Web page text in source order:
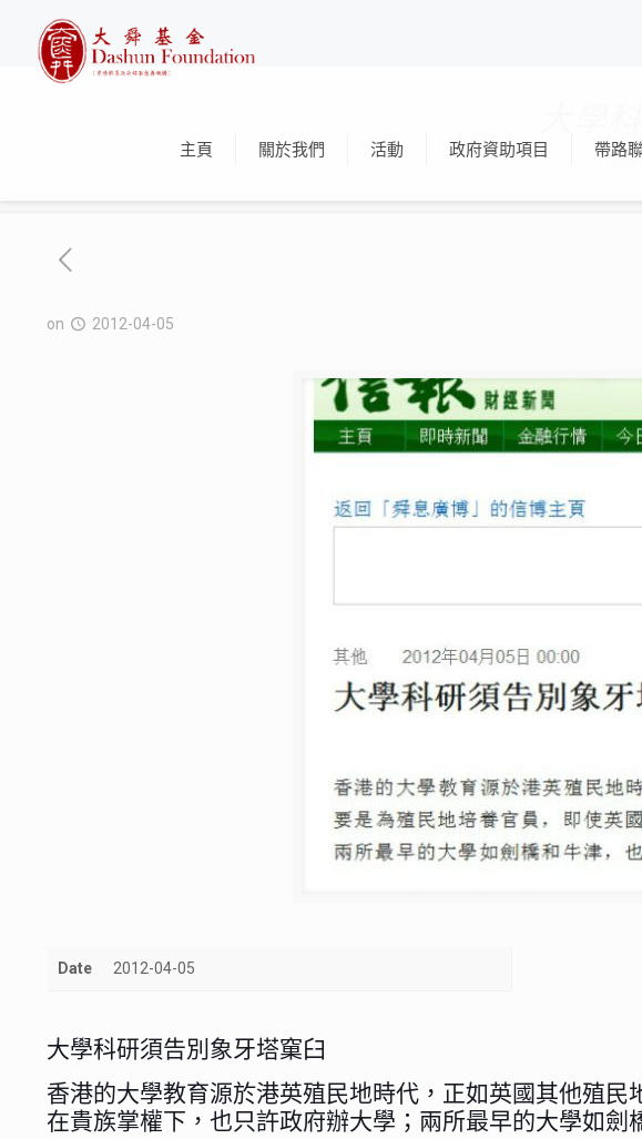
主頁 關於我們 活動 政府資助項目 帶路
Home
on 2012-04-05
Date 2012-04-05
大學科研須告別象牙塔窠臼
香港的大學教育源於港英殖民地時代，正如英國其他殖
在貴族掌權下，也只許政府辦大學；兩所最早的大學如劍